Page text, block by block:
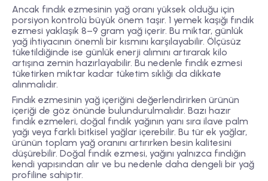
Ancak fındık ezmesinin yağ oranı yüksek olduğu için
porsiyon kontrolü büyük önem taşır. 1 yemek kaşığı fındık
ezmesi yaklaşık 8–9 gram yağ içerir. Bu miktar, günlük
yağ ihtiyacının önemli bir kısmını karşılayabilir. Ölçüsüz
tüketildiğinde ise günlük enerji alımını artırarak kilo
artışına zemin hazırlayabilir. Bu nedenle fındık ezmesi
tüketirken miktar kadar tüketim sıklığı da dikkate
alınmalıdır.
Fındık ezmesinin yağ içeriğini değerlendirirken ürünün
içeriği de göz önünde bulundurulmalıdır. Bazı hazır
fındık ezmeleri, doğal fındık yağının yanı sıra ilave palm
yağı veya farklı bitkisel yağlar içerebilir. Bu tür ek yağlar,
ürünün toplam yağ oranını artırırken besin kalitesini
düşürebilir. Doğal fındık ezmesi, yağını yalnızca fındığın
kendi yapısından alır ve bu nedenle daha dengeli bir yağ
profiline sahiptir.